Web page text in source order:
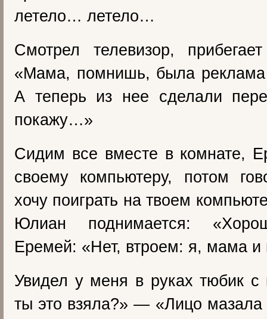
летело… летело…
Смотрел телевизор,
«Мама, помнишь, была
А теперь из нее сделали
покажу…»
Сидим все вместе в комнате,
своему компьютеру, потом
хочу поиграть на твоем
Юлиан поднимается:
Еремей: «Нет, втроем: я, мама и
Увидел у меня в руках тюбик
ты это взяла?» — «Лицо